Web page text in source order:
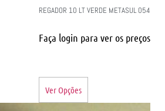
REGADOR 10 LT VERDE METASUL 054
Faça login para ver os preços
Ver Opções